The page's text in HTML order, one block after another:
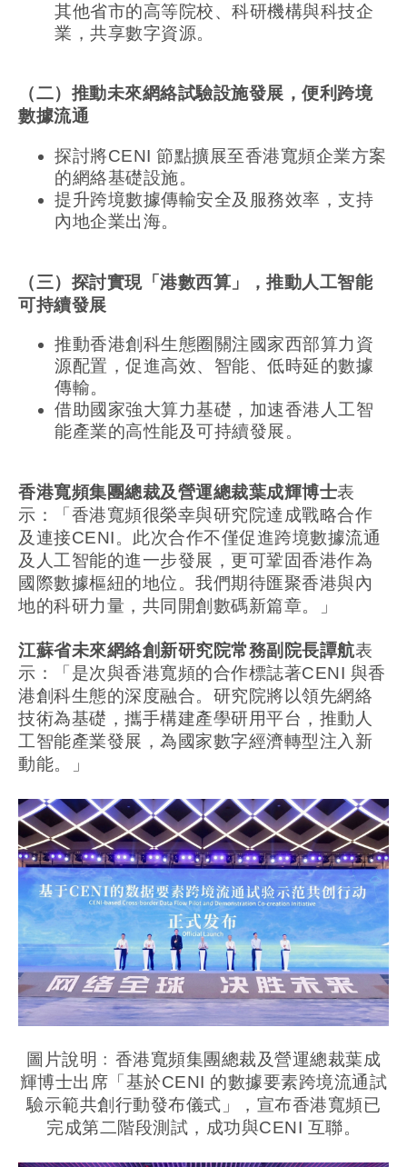
其他省市的高等院校、科研機構與科技企
業，共享數字資源。
（二）推動未來網絡試驗設施發展，便利跨境
數據流通
探討將CENI 節點擴展至香港寬頻企業方案
的網絡基礎設施。
提升跨境數據傳輸安全及服務效率，支持
內地企業出海。
（三）探討實現「港數西算」，推動人工智能
可持續發展
推動香港創科生態圈關注國家西部算力資
源配置，促進高效、智能、低時延的數據
傳輸。
借助國家強大算力基礎，加速香港人工智
能產業的高性能及可持續發展。
香港寬頻集團總裁及營運總裁葉成輝博士表
示：「香港寬頻很榮幸與研究院達成戰略合作
及連接CENI。此次合作不僅促進跨境數據流通
及人工智能的進一步發展，更可鞏固香港作為
國際數據樞紐的地位。我們期待匯聚香港與內
地的科研力量，共同開創數碼新篇章。」
江蘇省未來網絡創新研究院常務副院長譚航表
示：「是次與香港寬頻的合作標誌著CENI 與香
港創科生態的深度融合。研究院將以領先網絡
技術為基礎，攜手構建產學研用平台，推動人
工智能產業發展，為國家數字經濟轉型注入新
動能。」
圖片說明﹕香港寬頻集團總裁及營運總裁葉成
輝博士出席「基於CENI 的數據要素跨境流通試
驗示範共創行動發布儀式」，宣布香港寬頻已
完成第二階段測試，成功與CENI 互聯。